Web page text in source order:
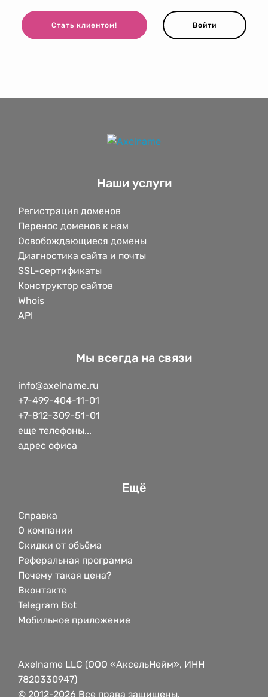
Стать клиентом! Войти
Наши услуги
Регистрация доменов
Перенос доменов к нам
Освобождающиеся домены
Диагностика сайта и почты
SSL-сертификаты
Конструктор сайтов
Whois
API
Мы всегда на связи
info@axelname.ru
+7-499-404-11-01
+7-812-309-51-01
еще телефоны...
адрес офиса
Ещё
Справка
О компании
Скидки от объёма
Реферальная программа
Почему такая цена?
Вконтакте
Telegram Bot
Мобильное приложение
Axelname LLC (ООО «АксельНейм», ИНН
7820330947)
© 2012-2026 Все права защищены.